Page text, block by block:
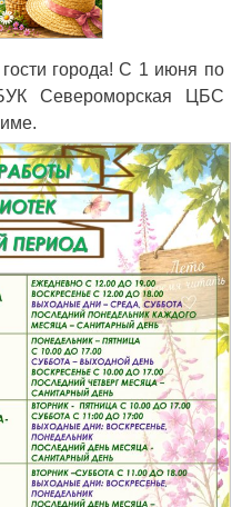
города! С 1 июня по
Североморская ЦБС